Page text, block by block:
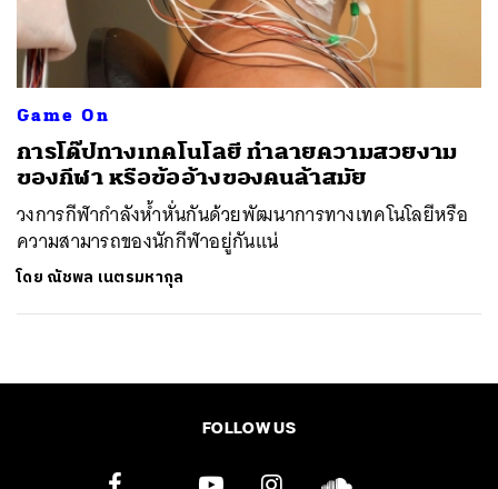
Game On
การโด๊ปทางเทคโนโลยี ทำลายความสวยงาม
ของกีฬา หรือข้ออ้างของคนล้าสมัย
วงการกีฬากำลังห้ำหั่นกันด้วยพัฒนาการทางเทคโนโลยีหรือ
ความสามารถของนักกีฬาอยู่กันแน่
โดย ณัชพล เนตรมหากุล
FOLLOW US
ค้นหา
SHARE TWEET LINE EMAIL